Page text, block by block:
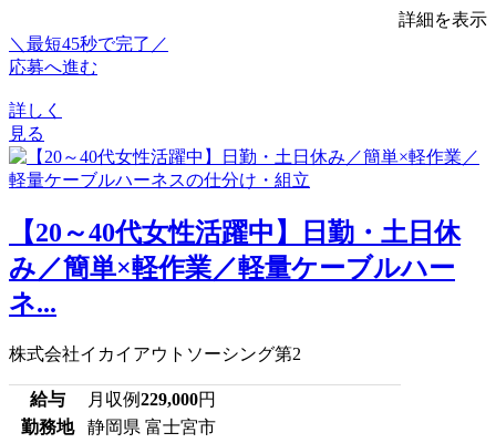
詳細を表示
＼最短45秒で完了／
応募へ進む
詳しく
見る
【20～40代女性活躍中】日勤・土日休
み／簡単×軽作業／軽量ケーブルハー
ネ...
株式会社イカイアウトソーシング第2
給与 月収例229,000円
勤務地
静岡県 富士宮市